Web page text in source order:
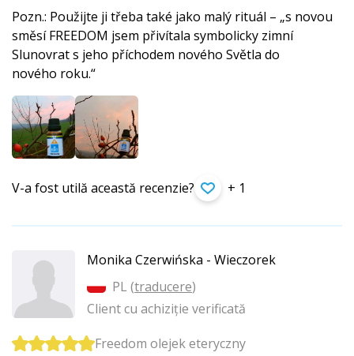
Pozn.: Použijte ji třeba také jako malý rituál – „s novou
směsí FREEDOM jsem přivítala symbolicky zimní
Slunovrat s jeho příchodem nového Světla do
nového roku.“
V-a fost utilă această recenzie? + 1
Monika Czerwińska - Wieczorek
PL (traducere)
Client cu achiziție verificată
Freedom olejek eteryczny